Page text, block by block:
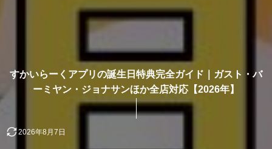
すかいらーくアプリの誕生日特典完全ガイド｜ガスト・バ
ーミヤン・ジョナサンほか全店対応【2026年】
2026年8月7日